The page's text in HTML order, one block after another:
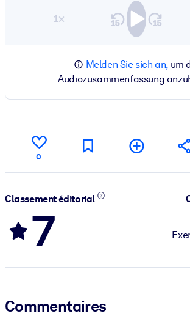
1×
Melden Sie sich an,um
Audiozusammenfassung
0
Classement éditorial
7
Commentaires